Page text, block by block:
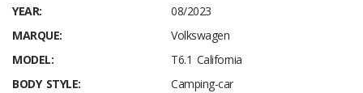
YEAR:
08/2023
MARQUE:
Volkswagen
MODEL:
T6.1 California
BODY STYLE:
Camping-car